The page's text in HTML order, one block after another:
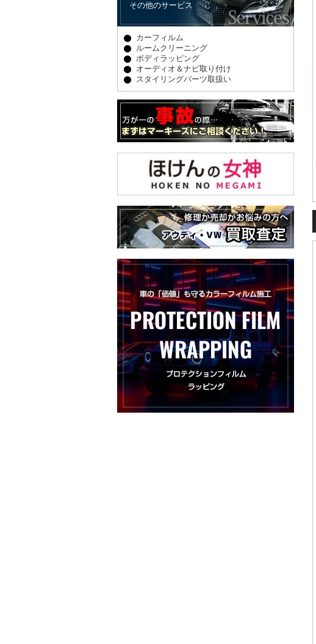
その他のサービス
カーフィルム
ルームクリーニング
ボディラッピング
オーディオ＆ナビ取り付け
スタイリングパーツ取扱い